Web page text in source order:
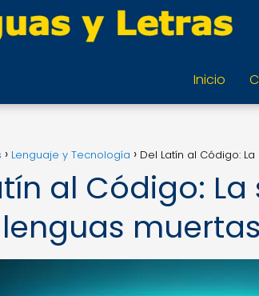
Inicio
Lenguaje y Tecnología Del Latín al Código:
al Código: